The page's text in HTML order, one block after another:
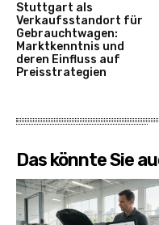
Stuttgart als
Verkaufsstandort für
Gebrauchtwagen:
Marktkenntnis und
deren Einfluss auf
Preisstrategien
Das könnte Sie